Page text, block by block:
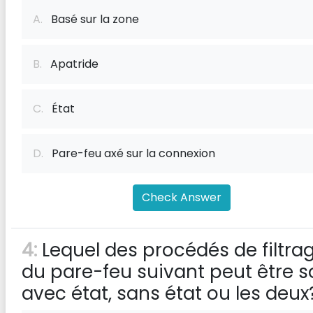
A. Basé sur la zone
B. Apatride
C. État
D. Pare-feu axé sur la connexion
Check Answer
4: Lequel des procédés de
du pare-feu suivant peut être
avec état, sans état ou les